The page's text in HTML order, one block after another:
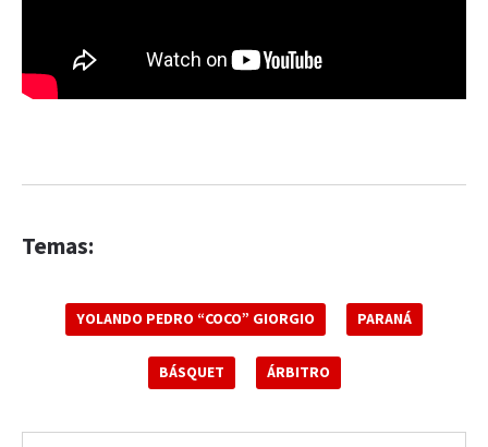
Temas:
YOLANDO PEDRO “COCO” GIORGIO PARANÁ
BÁSQUET ÁRBITRO